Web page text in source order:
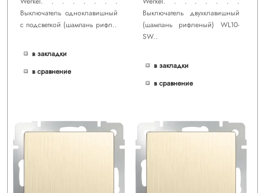
Выключатель одноклавишный
с подсветкой (шампань рифл..
в закладки
в сравнение
Выключатель двухклавишный
(шампань рифленый) WL10-
SW..
в закладки
в сравнение